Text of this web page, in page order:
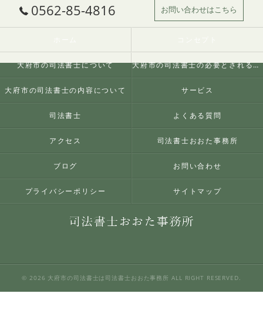
0562-85-4816 お問い合わせはこちら
大府市の司法書士について 大府市の司法書士の必要とされる理由
大府市の司法書士の内容について サービス
司法書士 よくある質問
アクセス 司法書士おおた事務所
ブログ お問い合わせ
プライバシーポリシー サイトマップ
© 2026 大府市の司法書士は司法書士おおた事務所 ALL RIGHT RESERVED.